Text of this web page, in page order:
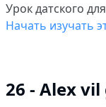
Урок датского
Начать изучать
26 - Alex